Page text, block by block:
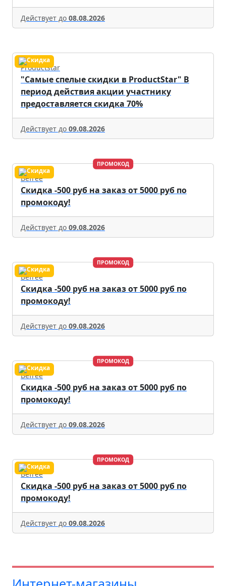
Действует до 08.08.2026
Productstar
"Самые спелые скидки в ProductStar" В
период действия акции участнику
предоставляется скидка 70%
Действует до 09.08.2026
ПРОМОКОД
Befree
Скидка -500 руб на заказ от 5000 руб по
промокоду!
Действует до 09.08.2026
ПРОМОКОД
Befree
Скидка -500 руб на заказ от 5000 руб по
промокоду!
Действует до 09.08.2026
ПРОМОКОД
Befree
Скидка -500 руб на заказ от 5000 руб по
промокоду!
Действует до 09.08.2026
ПРОМОКОД
Befree
Скидка -500 руб на заказ от 5000 руб по
промокоду!
Действует до 09.08.2026